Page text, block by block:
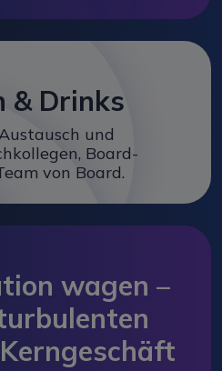
& Drinks
und
Board-
von Board.
wagen –